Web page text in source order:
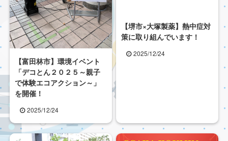
【富田林市】環境イベント
「デコとん２０２５～親子
で体験エコアクション～」
を開催！
2025/12/24
【堺市×大塚製薬】熱中症対
策に取り組んでいます！
2025/12/24